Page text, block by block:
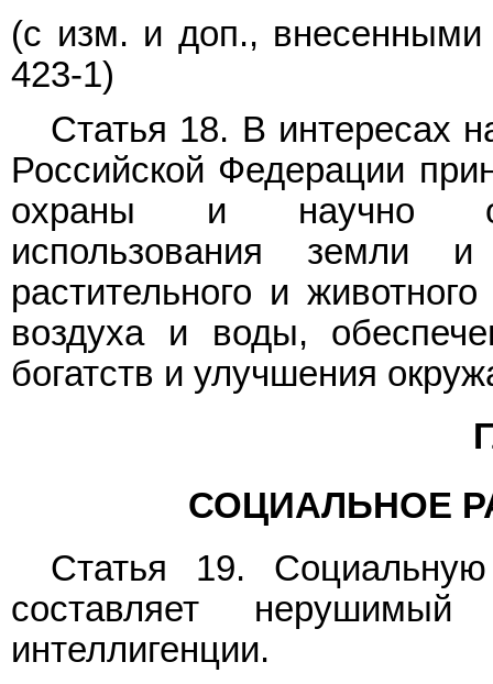
(с изм. и доп.,
423-1)
Статья 18. В интересах
Российской Федерации
охраны и научно
использования земли
растительного и
воздуха и воды,
богатств и улучшения
СОЦИАЛЬНОЕ
Статья 19.
составляет
интеллигенции.